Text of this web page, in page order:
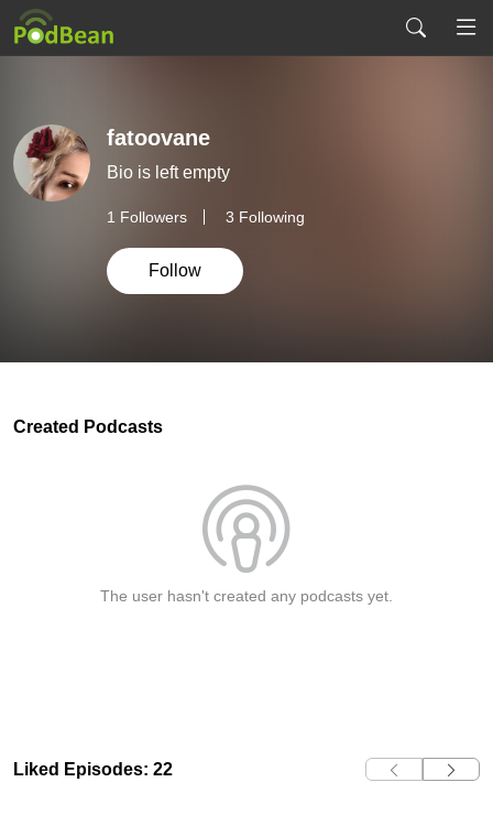
fatoovane
Bio is left empty
1 Followers 3 Following
Follow
Created Podcasts
The user hasn't created any podcasts yet.
Liked Episodes: 22